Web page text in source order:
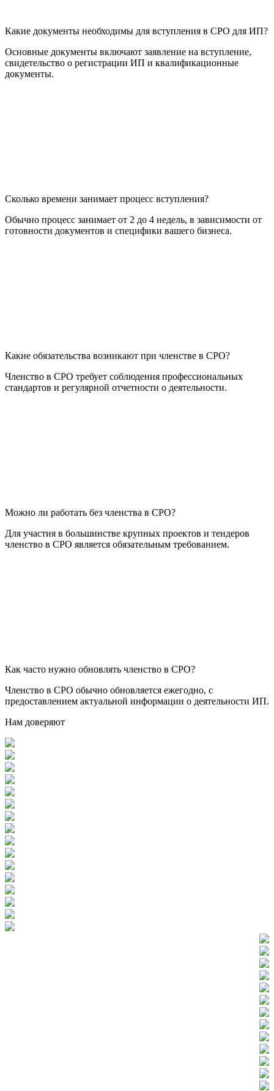
Какие документы необходимы для вступления в СРО для ИП?
Основные документы включают заявление на вступление,
свидетельство о регистрации ИП и квалификационные
документы.
Сколько времени занимает процесс вступления?
Обычно процесс занимает от 2 до 4 недель, в зависимости от
готовности документов и специфики вашего бизнеса.
Какие обязательства возникают при членстве в СРО?
Членство в СРО требует соблюдения профессиональных
стандартов и регулярной отчетности о деятельности.
Можно ли работать без членства в СРО?
Для участия в большинстве крупных проектов и тендеров
членство в СРО является обязательным требованием.
Как часто нужно обновлять членство в СРО?
Членство в СРО обычно обновляется ежегодно, с
предоставлением актуальной информации о деятельности ИП.
Нам доверяют